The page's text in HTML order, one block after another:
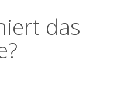
das